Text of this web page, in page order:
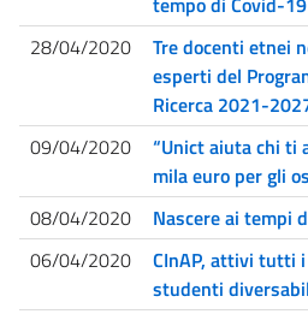
28/04/2020
Tre docenti etnei
esperti del
Ricerca 2021-
09/04/2020
“Unict aiuta chi ti
mila euro per gli
08/04/2020
Nascere ai tempi
06/04/2020
CInAP, attivi tutti
studenti